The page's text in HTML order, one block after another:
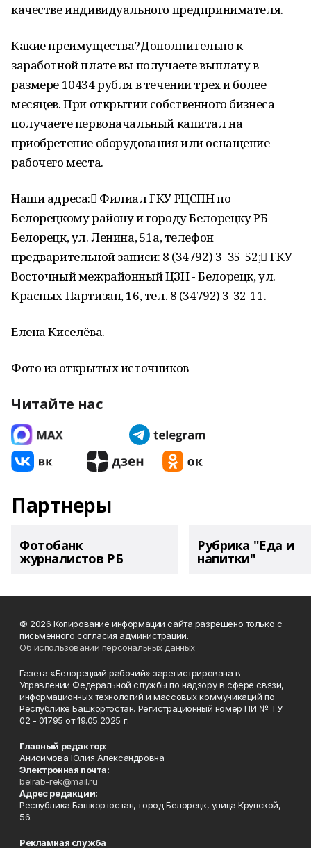
качестве индивидуального предпринимателя.
Какие преимущества?Дополнительно к
заработной плате вы получаете выплату в
размере 10434 рубля в течении трех и более
месяцев. При открытии собственного бизнеса
получаете первоначальный капитал на
приобретение оборудования или оснащение
рабочего места.
Наши адреса: Филиал ГКУ РЦСПН по
Белорецкому району и городу Белорецку РБ -
Белорецк, ул. Ленина, 51а, телефон
предварительной записи: 8 (34792) 3–35-52; ГКУ
Восточный межрайонный ЦЗН - Белорецк, ул.
Красных Партизан, 16, тел. 8 (34792) 3-32-11.
Елена Киселёва.
Фото из открытых источников
Читайте нас
Партнеры
Фотобанк
журналистов РБ
Рубрика "Еда и
напитки"
© 2026 Копирование информации сайта разрешено только с
письменного согласия администрации.
Об использовании персональных данных
Газета «Белорецкий рабочий» зарегистрирована в
Управлении Федеральной службы по надзору в сфере связи,
информационных технологий и массовых коммуникаций по
Республике Башкортостан. Регистрационный номер ПИ № ТУ
02 - 01795 от 19.05.2025 г.
Главный редактор:
Анисимова Юлия Александровна
Электронная почта:
belrab-rek@mail.ru
Адрес редакции:
Республика Башкортостан, город Белорецк, улица Крупской,
56.
Рекламная служба